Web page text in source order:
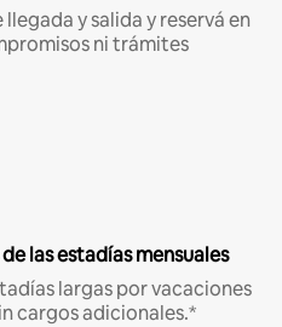
y salida y reservá en
ni trámites
las estadías mensuales
largas por vacaciones
cargos adicionales.*